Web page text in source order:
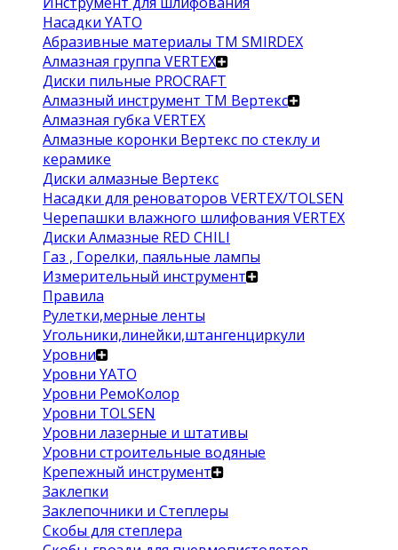
Насадки YATO
Абразивные материалы ТМ SMIRDEX
Алмазная группа VERTEX
Диски пильные PROCRAFT
Алмазный инструмент ТМ Вертекс
Алмазная губка VERTEX
Алмазные коронки Вертекс по стеклу и
керамике
Диски алмазные Вертекс
Насадки для реноваторов VERTEX/TOLSEN
Черепашки влажного шлифования VERTEX
Диски Алмазные RED CHILI
Газ , Горелки, паяльные лампы
Измерительный инструмент
Правила
Рулетки,мерные ленты
Угольники,линейки,штангенциркули
Уровни
Уровни YATO
Уровни РемоКолор
Уровни TOLSEN
Уровни лазерные и штативы
Уровни строительные водяные
Крепежный инструмент
Заклепки
Заклепочники и Степлеры
Скобы для степлера